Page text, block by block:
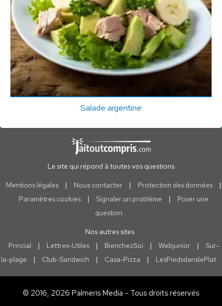
Salade argentine
Le site qui répond à toutes vos questions
Mentions légales | Nous contacter | Protection des données
|
Paramètres cookies
| Signaler un problème |
Poser une
question
Nos autres sites :
Princial
| Lettres-Utiles | BienchezSoi | Webjunior |
Sur-
la-plage
| Club-Sandwich | Casa-Pizza | LesPiedsdanslePlat
© 2016, 2026 Palmeris Media - Tous droits réservés